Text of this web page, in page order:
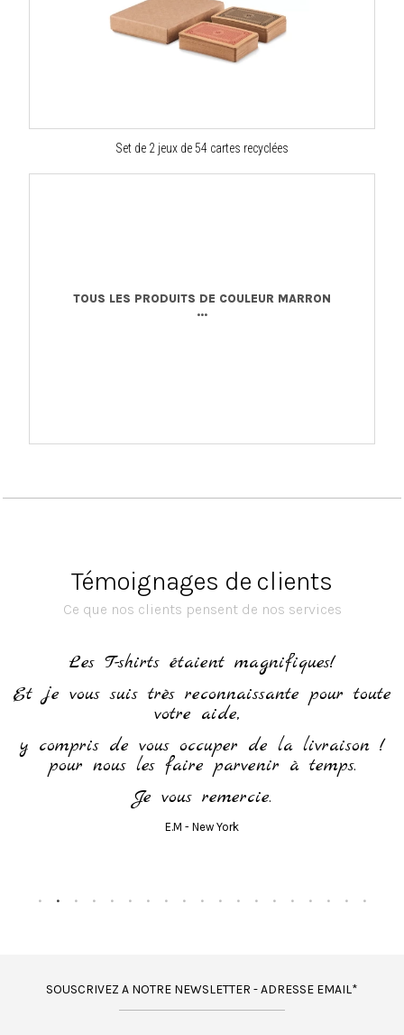
Set de 2 jeux de 54 cartes recyclées
TOUS LES PRODUITS DE COULEUR MARRON
...
Témoignages de clients
Ce que nos clients pensent de nos services
Les T-shirts étaient magnifiques!
Et je vous suis très reconnaissante pour toute
votre aide,
y compris de vous occuper de la livraison !
pour nous les faire parvenir à temps.
Je vous remercie.
E.M - New York
SOUSCRIVEZ A NOTRE NEWSLETTER - ADRESSE EMAIL*